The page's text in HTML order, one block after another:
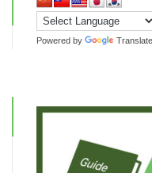
Powered by Translate